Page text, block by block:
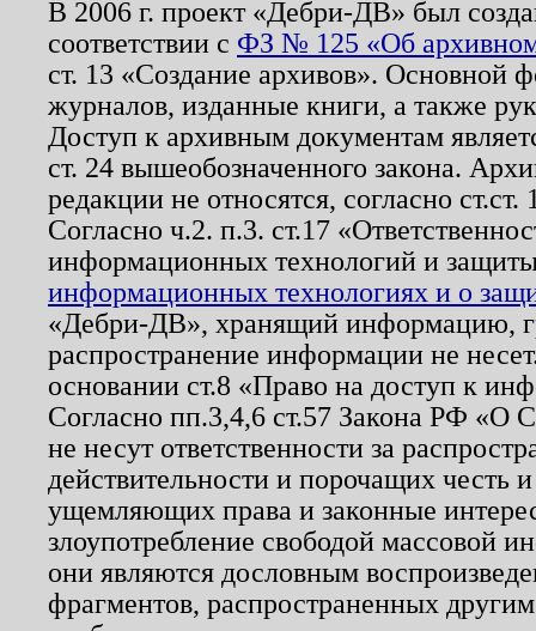
В 2006 г. проект «Дебри-ДВ» был
соответствии с ФЗ № 125 «Об
ст. 13 «Создание архивов». Основной
журналов, изданные книги, а также
Доступ к архивным документам
ст. 24 вышеобозначенного закона.
редакции не относятся, согласно
Согласно ч.2. п.3. ст.17
информационных технологий и
информационных технологиях и о
«Дебри-ДВ», хранящий информацию,
распространение информации не
основании ст.8 «Право на доступ к
Согласно пп.3,4,6 ст.57 Закона РФ «О
не несут ответственности за
действительности и порочащих честь
ущемляющих права и законные
злоупотребление свободой массовой
они являются дословным
фрагментов, распространенных